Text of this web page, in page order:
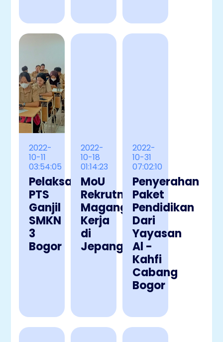
2022-
10-11
03:54:05
Pelaksanaan
PTS
Ganjil
SMKN
3
Bogor
2022-
10-18
01:14:23
MoU
Rekrutmen
Magang
Kerja
di
Jepang
2022-
10-31
07:02:10
Penyerahan
Paket
Pendidikan
Dari
Yayasan
Al -
Kahfi
Cabang
Bogor